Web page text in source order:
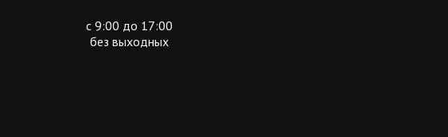
с 9:00 до 17:00
без выходных